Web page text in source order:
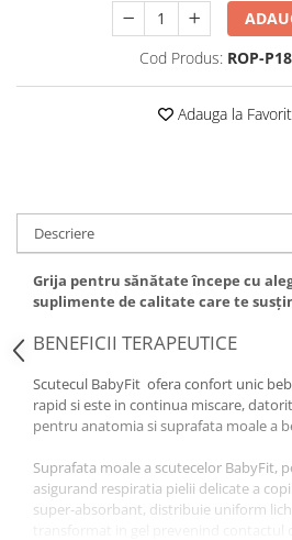
Cod Produs: ROP-
Adauga la
Descriere
Grija pentru sănătate începe cu
suplimente de calitate care te
BENEFICII TERAPEUTICE
Scutecul BabyFit ofera confort unic
rapid si este in continua miscare,
pentru anatomia si suprafata moale a
Suprafata moale a scutecelor BabyFit,
asigurand respiratia pielii delicate a
super-absorbant, distribuie uniform